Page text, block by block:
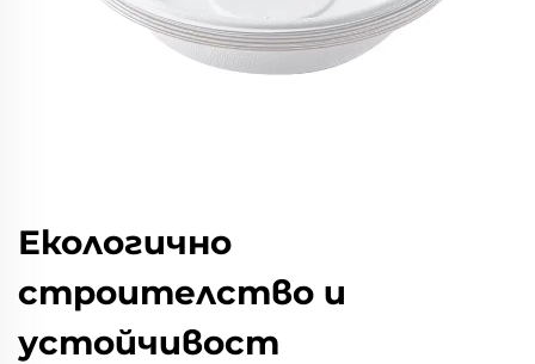
Екологично
строителство и
устойчивост